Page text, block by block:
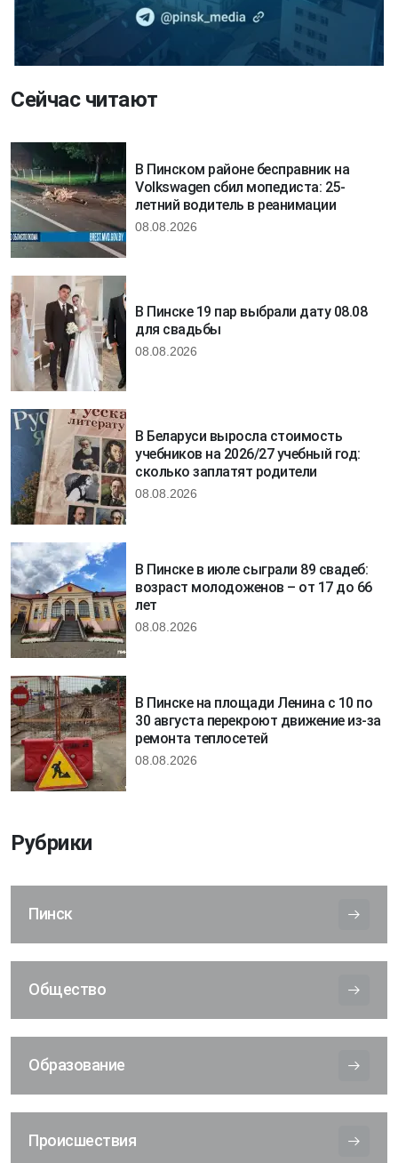
Сейчас читают
В Пинском районе бесправник на
Volkswagen сбил мопедиста: 25-
летний водитель в реанимации
08.08.2026
В Пинске 19 пар выбрали дату 08.08
для свадьбы
08.08.2026
В Беларуси выросла стоимость
учебников на 2026/27 учебный год:
сколько заплатят родители
08.08.2026
В Пинске в июле сыграли 89 свадеб:
возраст молодоженов – от 17 до 66
лет
08.08.2026
В Пинске на площади Ленина с 10 по
30 августа перекроют движение из-за
ремонта теплосетей
08.08.2026
Рубрики
Пинск
Общество
Образование
Происшествия